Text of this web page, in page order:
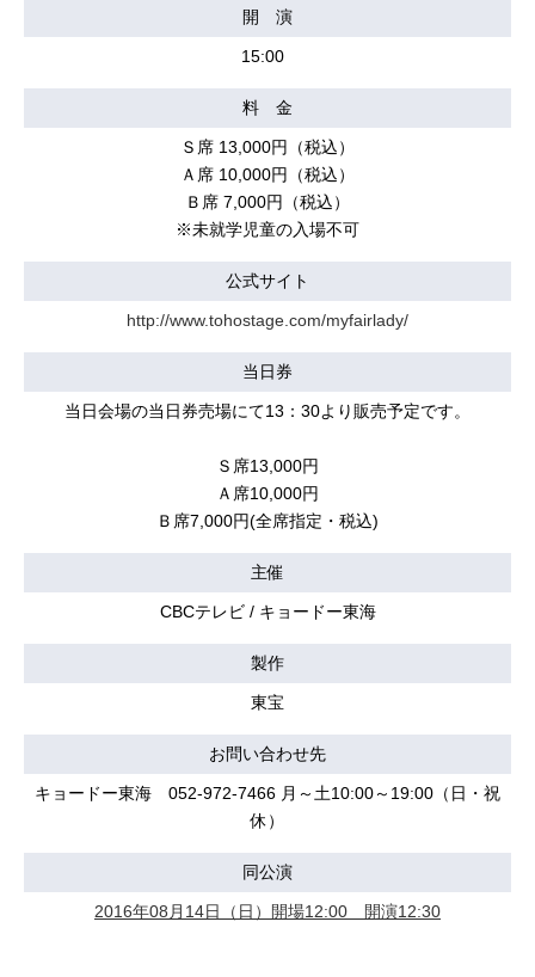
開 演
15:00
料 金
Ｓ席 13,000円（税込）
Ａ席 10,000円（税込）
Ｂ席 7,000円（税込）
※未就学児童の入場不可
公式サイト
http://www.tohostage.com/myfairlady/
当日券
当日会場の当日券売場にて13：30より販売予定です。
Ｓ席13,000円
Ａ席10,000円
Ｂ席7,000円(全席指定・税込)
主催
CBCテレビ / キョードー東海
製作
東宝
お問い合わせ先
キョードー東海 052-972-7466 月～土10:00～19:00（日・祝
休）
同公演
2016年08月14日（日）開場12:00 開演12:30